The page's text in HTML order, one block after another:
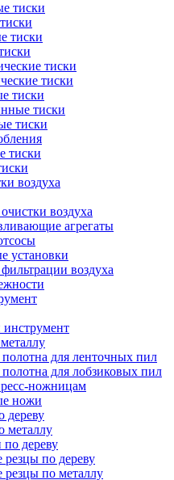
тиски
тиски
тиски
тиски
тиски
тиски
тиски
тиски
воздуха
воздуха
агрегаты
установки
воздуха
для ленточных пил
для лобзиковых пил
ножницам
ножи
дереву
металлу
дереву
резцы по дереву
резцы по металлу